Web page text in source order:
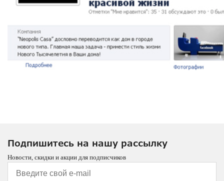
Подпишитесь на нашу рассылку
Новости, скидки и акции для подписчиков